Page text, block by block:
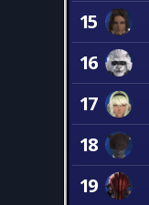
15
16
17
18
19